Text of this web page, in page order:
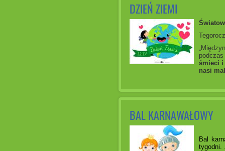
DZIEŃ ZIEMI
śmieci i
nasi
BAL KARNAWAŁOWY
Bal
tygodni.